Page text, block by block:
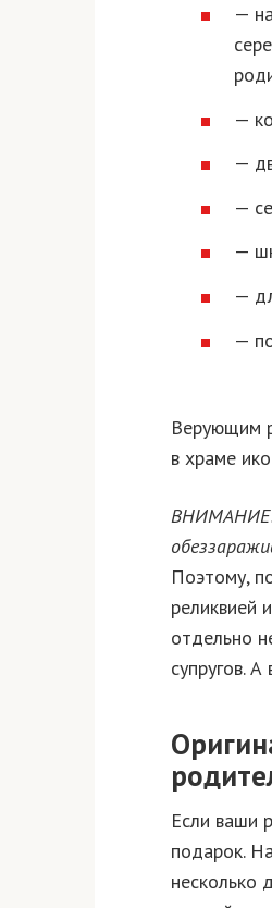
—
—
—
—
—
—
—
Верующим
в храме
ВНИМАНИЕ!
Поэтому,
реликвией
отдельно
супругов.
Если ваши
подарок.
несколько